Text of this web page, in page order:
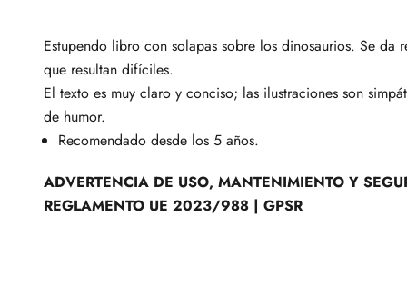
Estupendo libro con solapas sobre los dinosaurios. Se da
que resultan difíciles.
El texto es muy claro y conciso; las ilustraciones son
de humor.
Recomendado desde los 5 años.
ADVERTENCIA DE USO, MANTENIMIENTO Y
REGLAMENTO UE 2023/988 | GPSR